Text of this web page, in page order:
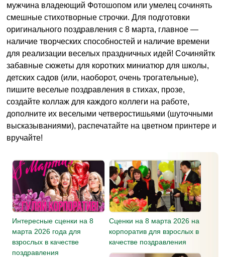
мужчина владеющий Фотошопом или умелец сочинять
смешные стихотворные строчки. Для подготовки
оригинального поздравления с 8 марта, главное —
наличие творческих способностей и наличие времени
для реализации веселых праздничных идей! Сочиняйтк
забавные сюжеты для коротких миниатюр для школы,
детских садов (или, наоборот, очень трогательные),
пишите веселые поздравления в стихах, прозе,
создайте коллаж для каждого коллеги на работе,
дополните их веселыми четверостишьями (шуточными
высказываниями), распечатайте на цветном принтере и
вручайте!
Интересные сценки на 8
марта 2026 года для
взрослых в качестве
поздравления
Сценки на 8 марта 2026 на
корпоратив для взрослых в
качестве поздравления